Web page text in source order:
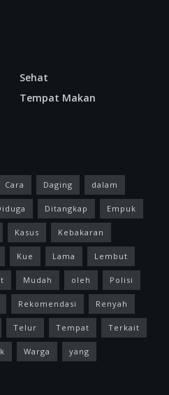
Sehat
Tempat Makan
Cara Daging dalam
Ditangkap Empuk
Kasus Kebakaran
Kue Lama Lembut
Mudah oleh Polisi
Rekomendasi Renyah
Telur Tempat Terkait
Warga yang